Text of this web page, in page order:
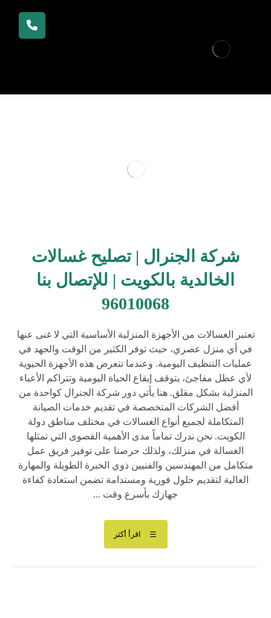
شركة الجنرال | تصليح غسالات
الخالدية بالكويت | للإتصال بنا
96010068
تعتبر الغسالات من الأجهزة المنزلية الأساسية التي لا غنى عنها
في أي منزل عصري، حيث توفر الكثير من الوقت والجهد في
عمليات التنظيف اليومية. وعندما تتعرض هذه الأجهزة الحيوية
لأي عطل مفاجئ، يتوقف إيقاع الحياة اليومية وتتراكم الأعباء
المنزلية بشكل مقلق. هنا يأتي دور شركة الجنرال كواحدة من
أفضل الشركات المتخصصة في تقديم خدمات الصيانة
المتكاملة لجميع أنواع الغسالات في مختلف مناطق دولة
الكويت. نحن ندرك تماماً مدى الأهمية القصوى التي تمثلها
الغسالة في منزلك، ولذلك حرصنا على توفير فريق عمل
متكامل من المهندسين والفنيين ذوي الخبرة الطويلة والمهارة
العالية لتقديم حلول فورية ومستدامة تضمن استعادة كفاءة
جهازك بأسرع وقت ...
اقرأ أكثر